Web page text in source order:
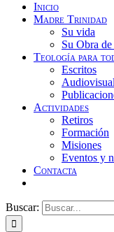
Inicio
Madre Trinidad
Su vida
Su Obra
Teología para
Escritos
Actividades
Retiros
Formación
Misiones
Eventos y
Contacta
Buscar: